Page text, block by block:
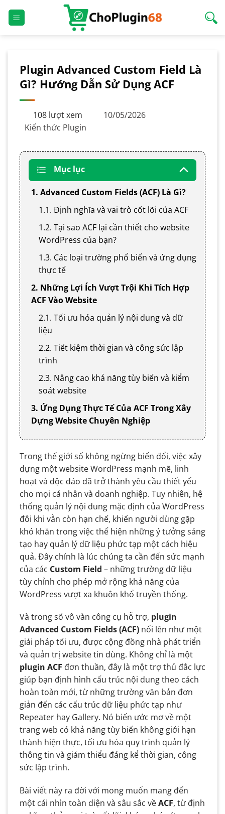
qua
Plugin Advanced Custom Field Là
Gì? Hướng Dẫn Sử Dụng ACF
108 lượt xem
10/05/2026
Kiến thức Plugin
Mục lục
1. Advanced Custom Fields (ACF) Là Gì?
1.1. Định nghĩa và vai trò cốt lõi của ACF
1.2. Tại sao ACF lại cần thiết cho website
WordPress của bạn?
1.3. Các loại trường phổ biến và ứng dụng
thực tế
2. Những Lợi Ích Vượt Trội Khi Tích Hợp
ACF Vào Website
2.1. Tối ưu hóa quản lý nội dung và dữ
liệu
2.2. Tiết kiệm thời gian và công sức lập
trình
2.3. Nâng cao khả năng tùy biến và kiểm
soát website
3. Ứng Dụng Thực Tế Của ACF Trong Xây
Dựng Website Chuyên Nghiệp
3.1. Tạo bảng thông số sản phẩm và
trang chi tiết độc đáo
3.2. Mở rộng Custom Post Type và
Taxonomy một cách linh hoạt
3.3. Xây dựng các tính năng độc đáo mà
không cần code phức tạp
4. Hướng Dẫn Sử Dụng ACF Từ A Đến Z:
Cài Đặt và Triển Khai
4.1. Cài đặt plugin và tạo nhóm trường
đầu tiên
4.2. Cấu hình và gán trường cho các loại
nội dung cụ thể
5. ACF Pro: Nâng Cao Khả Năng Vượt Trội
Cho Website Của Bạn
5.1. Các tính năng độc quyền và mạnh mẽ
của phiên bản Pro
5.2. Tại sao nên cân nhắc nâng cấp lên
ACF Pro?
6. ACF: Công Cụ Không Thể Thiếu Cho Mọi
Nhà Phát Triển WordPress
6.1. Vượt Xa Giới Hạn Mặc Định: Nền Tảng
Cho Sự Sáng Tạo Không Giới Hạn
6.2. Tối Ưu Hóa Quy Trình Phát Triển: Tiết
6.3. Kiểm Soát Hoàn Toàn Dữ Liệu: Xây
Dựng Website Chuyên Nghiệp Hơn
Trong thế giới số không ngừng biến đổi, việc xây
dựng một website WordPress mạnh mẽ, linh
hoạt và độc đáo đã trở thành yêu cầu thiết yếu
cho mọi cá nhân và doanh nghiệp. Tuy nhiên, hệ
thống quản lý nội dung mặc định của WordPress
đôi khi vẫn còn hạn chế, khiến người dùng gặp
khó khăn trong việc thể hiện những ý tưởng sáng
tạo hay quản lý dữ liệu phức tạp một cách hiệu
quả. Đây chính là lúc chúng ta cần đến sức mạnh
của các Custom Field – những trường dữ liệu
tùy chỉnh cho phép mở rộng khả năng của
WordPress vượt xa khuôn khổ truyền thống.
Và trong số vô vàn công cụ hỗ trợ, plugin
Advanced Custom Fields (ACF) nổi lên như một
giải pháp tối ưu, được cộng đồng nhà phát triển
và quản trị website tin dùng. Không chỉ là một
plugin ACF đơn thuần, đây là một trợ thủ đắc lực
giúp bạn định hình cấu trúc nội dung theo cách
hoàn toàn mới, từ những trường văn bản đơn
giản đến các cấu trúc dữ liệu phức tạp như
Repeater hay Gallery. Nó biến ước mơ về một
trang web có khả năng tùy biến không giới hạn
thành hiện thực, tối ưu hóa quy trình quản lý
thông tin và giảm thiểu đáng kể thời gian, công
sức lập trình.
Bài viết này ra đời với mong muốn mang đến
một cái nhìn toàn diện và sâu sắc vềACF, từ định